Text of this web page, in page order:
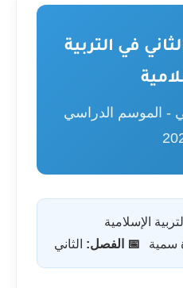
في التربية
- الموسم الدراسي
التربية الإسلامية
سمية 📅 الفصل: الثاني